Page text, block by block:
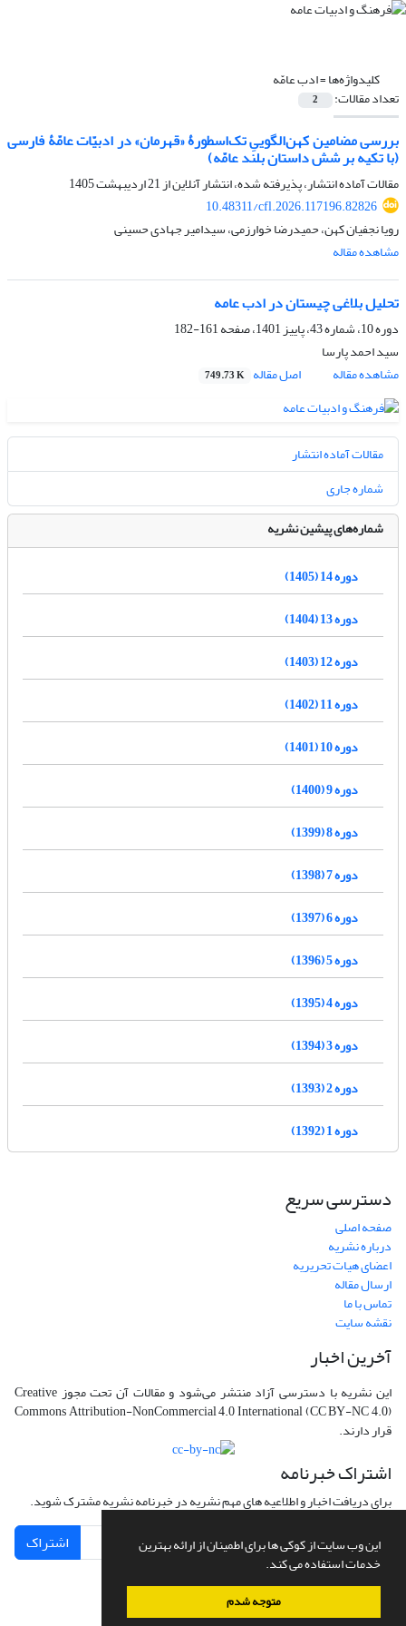
این وب سایت از کوکی ها برای اطمینان از ارائه بهترین
خدمات استفاده می کند.
متوجه شدم
کلیدواژه‌ها =ادب عامّه
تعداد مقالات: 2
بررسی مضامین کهن‌الگوییِ تک‌اسطورۀ «قهرمان» در ادبیّات عامّۀ فارسی
(با تکیه بر شش داستان بلند عامّه)
مقالات آماده انتشار، پذیرفته شده، انتشار آنلاین از21 اردیبهشت 1405
10.48311/cfl.2026.117196.82826
رویا نجفیان کهن، حمیدرضا خوارزمی، سیدامیر جهادی حسینی
مشاهده مقاله
تحلیل بلاغی چیستان در ادب عامه
دوره 10، شماره 43، پاییز 1401، صفحه
161-182
سید احمد پارسا
مشاهده مقاله
اصل مقاله 749.73 K
مقالات آماده انتشار
شماره جاری
شماره‌های پیشین نشریه
دوره 14 (1405)
دوره 13 (1404)
دوره 12 (1403)
دوره 11 (1402)
دوره 10 (1401)
دوره 9 (1400)
دوره 8 (1399)
دوره 7 (1398)
دوره 6 (1397)
دوره 5 (1396)
دوره 4 (1395)
دوره 3 (1394)
دوره 2 (1393)
دوره 1 (1392)
دسترسی سریع
صفحه اصلی
درباره نشریه
اعضای هیات تحریریه
ارسال مقاله
تماس با ما
نقشه سایت
آخرین اخبار
این نشریه با دسترسی آزاد منتشر می‌شود و مقالات آن تحت مجوز Creative
Commons Attribution-NonCommercial 4.0 International (CC BY-NC 4.0)
قرار دارند.
اشتراک خبرنامه
برای دریافت اخبار و اطلاعیه های مهم نشریه در خبرنامه نشریه مشترک شوید.
اشتراک
سامانه مدیریت نشریات علمی.طراحی و پیاده سازی ازسیناوب